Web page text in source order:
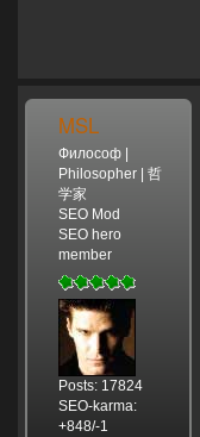
MSL
Философ |
Philosopher | 哲
学家
SEO Mod
SEO hero
member
Posts: 17824
SEO-karma:
+848/-1